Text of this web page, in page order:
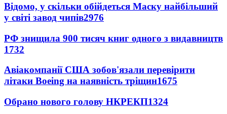
Відомо, у скільки обійдеться Маску найбільший
у світі завод чипів2976
РФ знищила 900 тисяч книг одного з видавництв
1732
Авіакомпанії США зобов'язали перевірити
літаки Boeing на наявність тріщин1675
Обрано нового голову НКРЕКП1324